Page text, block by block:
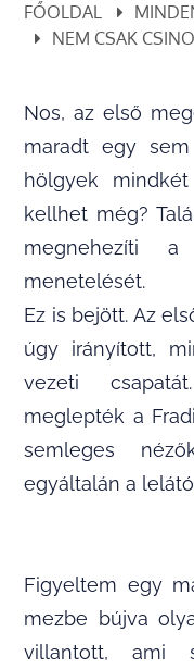
FŐOLDAL
NEM CSAK
Nos, az első
maradt egy sem
hölgyek
kellhet még?
megnehezíti a
menetelését.
Ez is bejött. Az
úgy irányított,
vezeti
meglepték a
semleges
egyáltalán a
Figyeltem egy
mezbe bújva
villantott, ami